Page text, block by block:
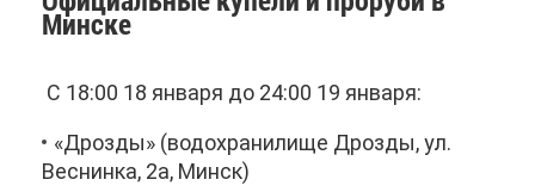
Мин­ске
С 18:00 18 ян­ва­ря до 24:00 19 ян­ва­ря:
«Дроз­ды» (во­до­хра­ни­ли­ще Дроз­ды, ул.
Вес­нин­ка, 2а, Минск)